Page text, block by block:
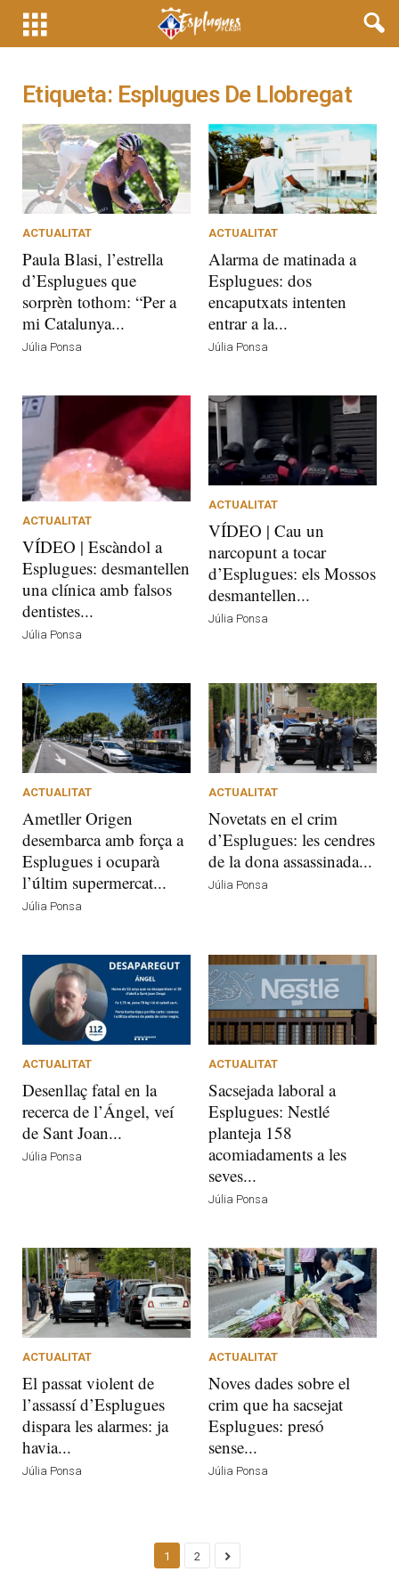
Etiqueta: Esplugues De Llobregat
ACTUALITAT
Paula Blasi, l’estrella
d’Esplugues que
sorprèn tothom: “Per a
mi Catalunya...
Júlia Ponsa
ACTUALITAT
Alarma de matinada a
Esplugues: dos
encaputxats intenten
entrar a la...
Júlia Ponsa
ACTUALITAT
VÍDEO | Escàndol a
Esplugues: desmantellen
una clínica amb falsos
dentistes...
Júlia Ponsa
ACTUALITAT
VÍDEO | Cau un
narcopunt a tocar
d’Esplugues: els Mossos
desmantellen...
Júlia Ponsa
ACTUALITAT
Ametller Origen
desembarca amb força a
Esplugues i ocuparà
l’últim supermercat...
Júlia Ponsa
ACTUALITAT
Novetats en el crim
d’Esplugues: les cendres
de la dona assassinada...
Júlia Ponsa
ACTUALITAT
Desenllaç fatal en la
recerca de l’Ángel, veí
de Sant Joan...
Júlia Ponsa
ACTUALITAT
Sacsejada laboral a
Esplugues: Nestlé
planteja 158
acomiadaments a les
seves...
Júlia Ponsa
ACTUALITAT
El passat violent de
l’assassí d’Esplugues
dispara les alarmes: ja
havia...
Júlia Ponsa
ACTUALITAT
Noves dades sobre el
crim que ha sacsejat
Esplugues: presó
sense...
Júlia Ponsa
1 2